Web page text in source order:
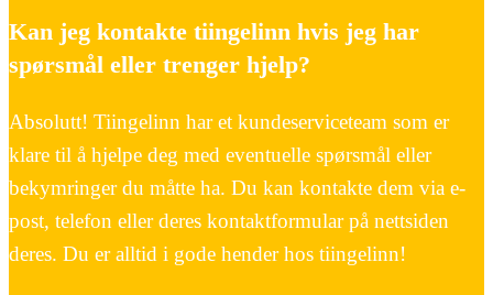
Kan jeg kontakte tiingelinn hvis jeg har
spørsmål eller trenger hjelp?
Absolutt! Tiingelinn har et kundeserviceteam som er
klare til å hjelpe deg med eventuelle spørsmål eller
bekymringer du måtte ha. Du kan kontakte dem via e-
post, telefon eller deres kontaktformular på nettsiden
deres. Du er alltid i gode hender hos tiingelinn!